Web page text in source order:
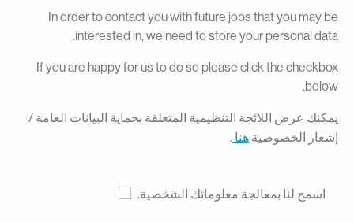
In order to contact you with future jobs that you may
interested in, we need to store your personal
If you are happy for us to do so please click the
عرض اللائحة التنظيمية المتعلقة بحماية البيانات العامة /
الخصوصيةهنا
اسمح لنا بمعالجة معلوماتك الشخصية.